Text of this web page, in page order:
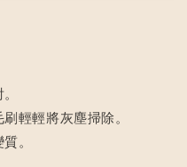
輕輕將灰塵掃除。
。